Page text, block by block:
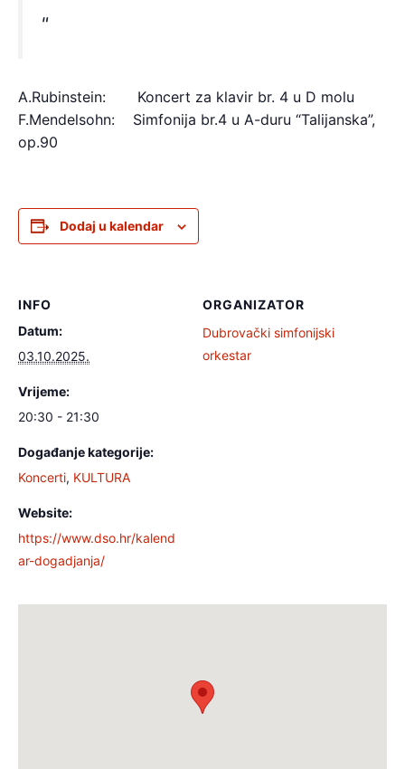
A.Rubinstein: Koncert za klavir br. 4 u D molu
F.Mendelsohn: Simfonija br.4 u A-duru “Talijanska”,
op.90
Dodaj u kalendar
INFO
Datum:
03.10.2025.
Vrijeme:
20:30 - 21:30
Događanje kategorije:
Koncerti, KULTURA
Website:
https://www.dso.hr/kalend
ar-dogadjanja/
ORGANIZATOR
Dubrovački simfonijski
orkestar